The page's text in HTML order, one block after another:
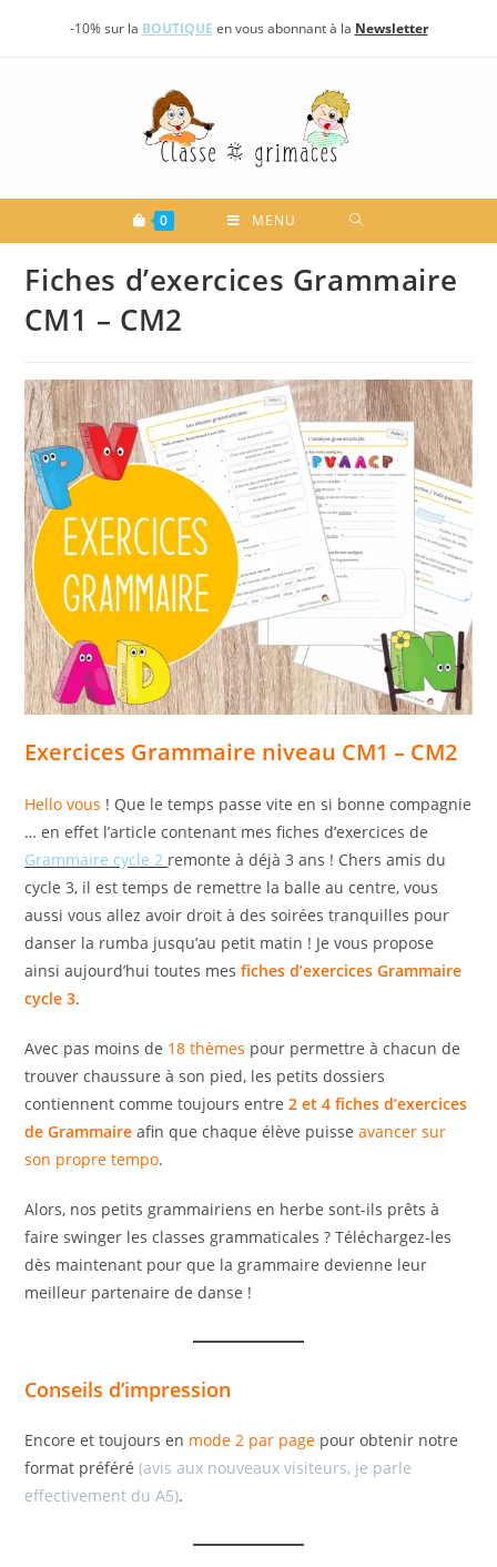
-10% sur la BOUTIQUE en vous abonnant à la Newsletter
0 MENU
Fiches d’exercices Grammaire
CM1 – CM2
Exercices Grammaire niveau CM1 – CM2
Hello vous ! Que le temps passe vite en si bonne compagnie
… en effet l’article contenant mes fiches d’exercices de
Grammaire cycle 2 remonte à déjà 3 ans ! Chers amis du
cycle 3, il est temps de remettre la balle au centre, vous
aussi vous allez avoir droit à des soirées tranquilles pour
danser la rumba jusqu’au petit matin ! Je vous propose
ainsi aujourd’hui toutes mes fiches d’exercices Grammaire
cycle 3.
Avec pas moins de 18 thèmes pour permettre à chacun de
trouver chaussure à son pied, les petits dossiers
contiennent comme toujours entre 2 et 4 fiches d’exercices
de Grammaire afin que chaque élève puisse avancer sur
son propre tempo.
Alors, nos petits grammairiens en herbe sont-ils prêts à
faire swinger les classes grammaticales ? Téléchargez-les
dès maintenant pour que la grammaire devienne leur
meilleur partenaire de danse !
Conseils d’impression
Encore et toujours en mode 2 par page pour obtenir notre
format préféré(avis aux nouveaux visiteurs, je parle
effectivement du A5).